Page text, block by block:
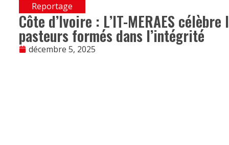
Reportage
Côte d’Ivoire : L’IT-MERAES
pasteurs formés dans l’intégrité
décembre 5, 2025